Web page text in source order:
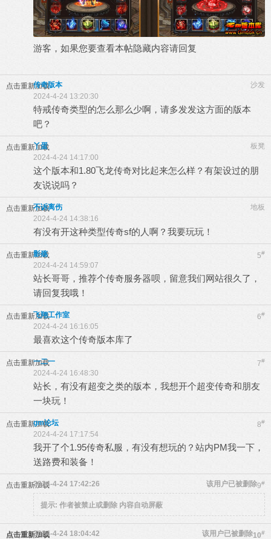
游客，如果您要查看本帖隐藏内容请回复
点击重新加载 沙发
传奇版本
2024-4-24 13:20:30
特戒传奇类型的怎么那么少啊，请多发发这方面的版本
吧？
点击重新加载 板凳
丫蛋
2024-4-24 14:17:00
这个版本和1.80飞龙传奇对比起来怎么样？有架设过的朋
友说说吗？
点击重新加载 地板
不诉离伤
2024-4-24 14:38:16
有没有开这种类型传奇sf的人啊？我要玩玩！
点击重新加载 5#
影殇
2024-4-24 14:59:07
站长哥哥，推荐个传奇服务器呗，留意我们网站很久了，
请回复我哦！
点击重新加载 6#
飞翔工作室
2024-4-24 16:16:05
最喜欢这个传奇版本库了
点击重新加载 7#
一二一
2024-4-24 16:48:30
站长，有没有超变之类的版本，我想开个超变传奇和朋友
一块玩！
点击重新加载 8#
gm论坛
2024-4-24 17:17:54
我开了个1.95传奇私服，有没有想玩的？站内PM我一下，
送路费和装备！
点击重新加载 9#
该用户已被删除
2024-4-24 17:42:26
提示: 作者被禁止或删除 内容自动屏蔽
点击重新加载 10#
该用户已被删除
2024-4-24 18:04:42